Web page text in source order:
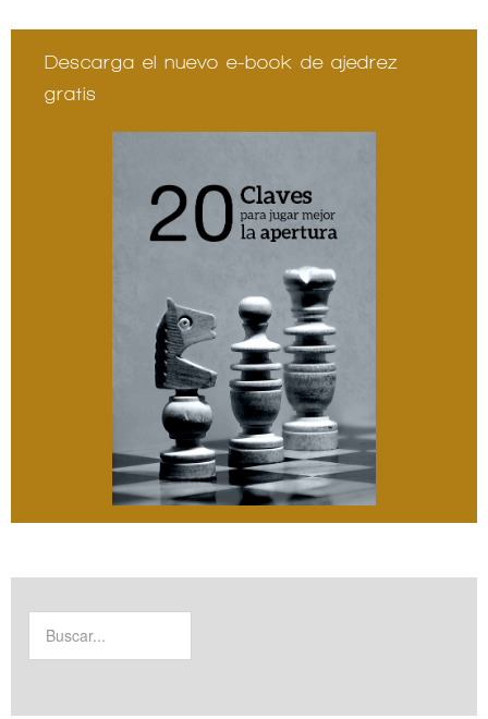
Descarga el nuevo e-book de ajedrez
gratis